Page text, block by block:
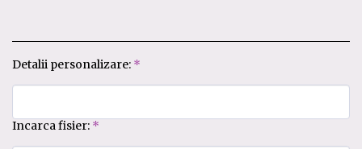
Detalii personalizare: *
Incarca fisier: *